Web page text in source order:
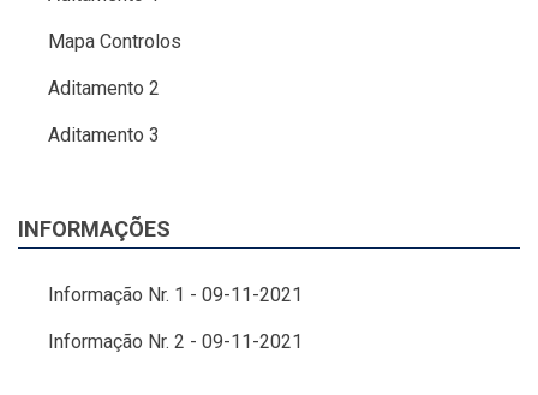
Mapa Controlos
Aditamento 2
Aditamento 3
INFORMAÇÕES
Informação Nr. 1 - 09-11-2021
Informação Nr. 2 - 09-11-2021